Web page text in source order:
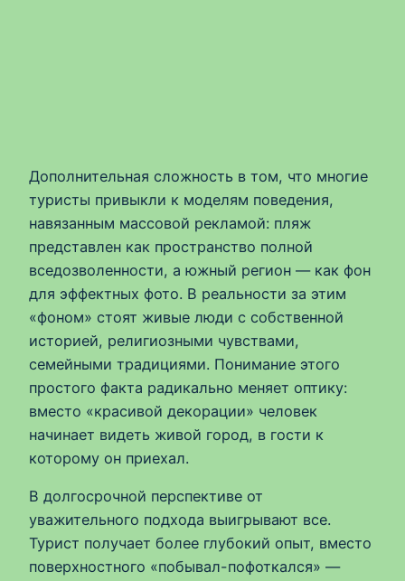
Дополнительная сложность в том, что многие
туристы привыкли к моделям поведения,
навязанным массовой рекламой: пляж
представлен как пространство полной
вседозволенности, а южный регион — как фон
для эффектных фото. В реальности за этим
«фоном» стоят живые люди с собственной
историей, религиозными чувствами,
семейными традициями. Понимание этого
простого факта радикально меняет оптику:
вместо «красивой декорации» человек
начинает видеть живой город, в гости к
которому он приехал.
В долгосрочной перспективе от
уважительного подхода выигрывают все.
Турист получает более глубокий опыт, вместо
поверхностного «побывал-пофоткался» —